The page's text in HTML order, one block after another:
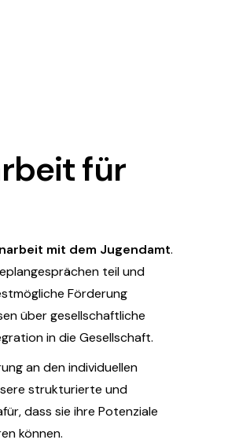
für
mit dem Jugendamt.
teil und
Förderung
über gesellschaftliche
in die Gesellschaft.
an den individuellen
strukturierte und
dass sie ihre Potenziale
können.